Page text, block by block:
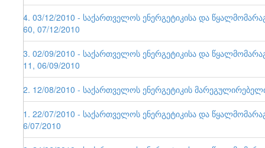
44. 03/12/2010 - საქართველოს ენერგეტიკისა და
160, 07/12/2010
43. 02/09/2010 - საქართველოს ენერგეტიკისა და
111, 06/09/2010
42. 12/08/2010 - საქართველოს ენერგეტიკის
41. 22/07/2010 - საქართველოს ენერგეტიკისა და
26/07/2010